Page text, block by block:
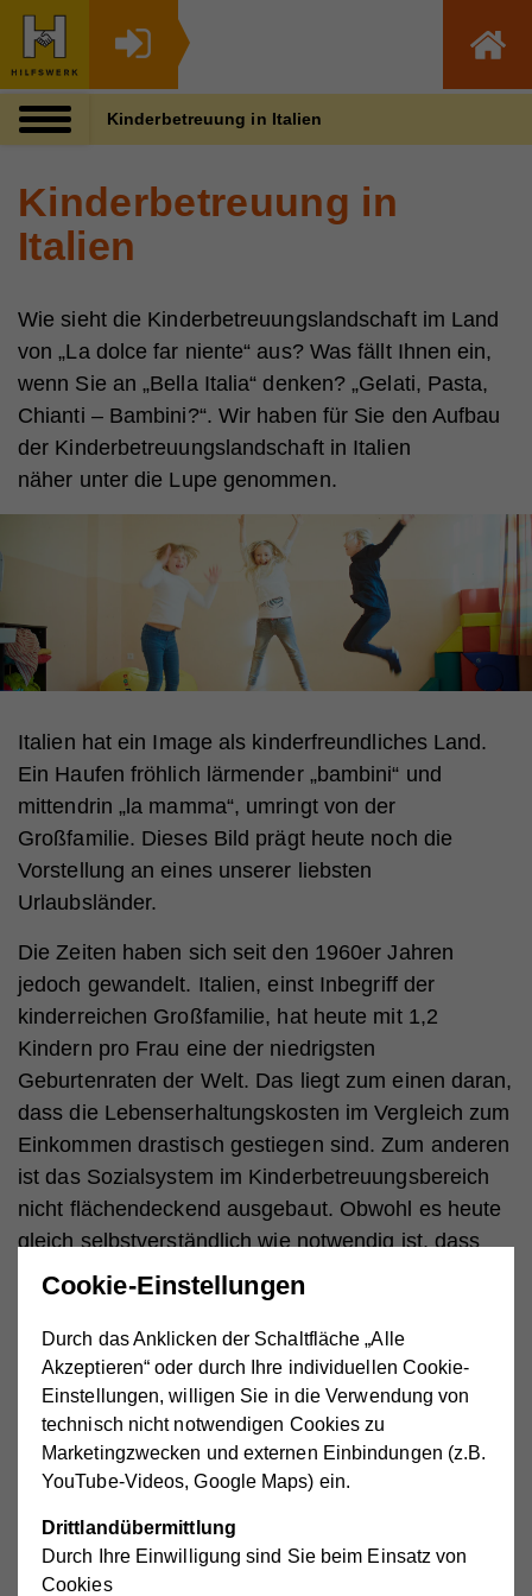
Kinderbetreuung in Italien
Kinderbetreuung in
Italien
Wie sieht die Kinderbetreuungslandschaft im Land
von „La dolce far niente“ aus? Was fällt Ihnen ein,
wenn Sie an „Bella Italia“ denken? „Gelati, Pasta,
Chianti – Bambini?“. Wir haben für Sie den Aufbau
der Kinderbetreuungslandschaft in Italien
näher unter die Lupe genommen.
Italien hat ein Image als kinderfreundliches Land.
Ein Haufen fröhlich lärmender „bambini“ und
mittendrin „la mamma“, umringt von der
Großfamilie. Dieses Bild prägt heute noch die
Vorstellung an eines unserer liebsten
Urlaubsländer.
Die Zeiten haben sich seit den 1960er Jahren
jedoch gewandelt. Italien, einst Inbegriff der
kinderreichen Großfamilie, hat heute mit 1,2
Kindern pro Frau eine der niedrigsten
Geburtenraten der Welt. Das liegt zum einen daran,
dass die Lebenserhaltungskosten im Vergleich zum
Einkommen drastisch gestiegen sind. Zum anderen
ist das Sozialsystem im Kinderbetreuungsbereich
nicht flächendeckend ausgebaut. Obwohl es heute
gleich selbstverständlich wie notwendig ist, dass
beide Elternteile arbeiten gehen, ist das
Kinderbetreuungssystem für die jüngsten Kinder
lange Zeit nicht mitgewachsen.
Kein verpflichtendes Kindergartenjahr
Bei der Geburt eines Kindes hat die Mutter
Anspruch auf insgesamt fünf Monate Mutterschutz.
Danach können Eltern noch elf Monate daheim
bleiben, bei 30% des Gehalts. Es gibt keinen
Cookie-Einstellungen
Durch das Anklicken der Schaltfläche „Alle
Akzeptieren“ oder durch Ihre individuellen Cookie-
Einstellungen, willigen Sie in die Verwendung von
technisch nicht notwendigen Cookies zu
Marketingzwecken und externen Einbindungen (z.B.
YouTube-Videos, Google Maps) ein.
Drittlandübermittlung
Durch Ihre Einwilligung sind Sie beim Einsatz von
Cookies